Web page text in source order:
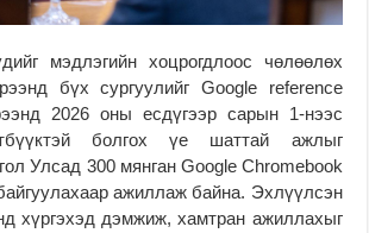
мэдлэгийн хоцрогдлоос чөлөөлөх
бүх сургуулийг Google reference
2026 оны есдүгээр сарын 1-нээс
болгох үе шаттай ажлыг
Улсад 300 мянган Google Chromebook
ажиллаж байна. Эхлүүлсэн
хүргэхэд дэмжиж, хамтран ажиллахыг